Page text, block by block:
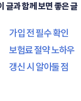
글과 함께 보면 좋은 글
가입 전 필수 확인
보험료 절약 노하우
갱신 시 알아둘 점